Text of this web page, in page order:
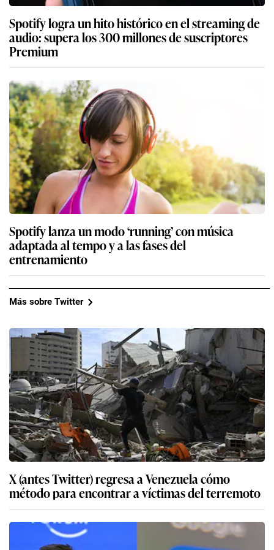
Spotify logra un hito histórico en el streaming de
audio: supera los 300 millones de suscriptores
Premium
Spotify lanza un modo ‘running’ con música
adaptada al tempo y a las fases del
entrenamiento
Más sobre Twitter
X (antes Twitter) regresa a Venezuela cómo
método para encontrar a víctimas del terremoto